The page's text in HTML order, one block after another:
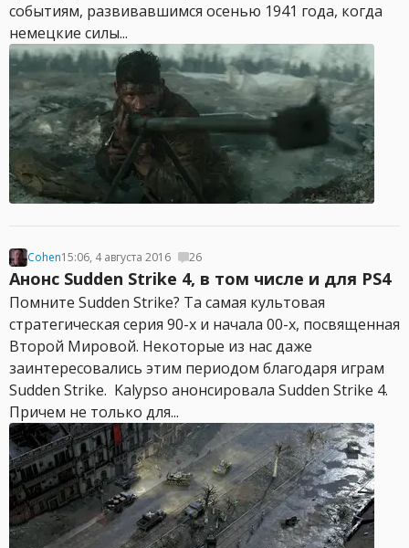
событиям, развивавшимся осенью 1941 года, когда
немецкие силы...
Cohen15:06, 4 августа 2016 26
Анонс Sudden Strike 4, в том числе и для PS4
Помните Sudden Strike? Та самая культовая
стратегическая серия 90-х и начала 00-х, посвященная
Второй Мировой. Некоторые из нас даже
заинтересовались этим периодом благодаря играм
Sudden Strike. Kalypso анонсировала Sudden Strike 4.
Причем не только для...